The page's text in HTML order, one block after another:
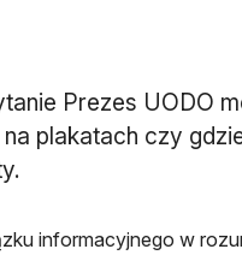
Prezes UODO
plakatach czy
informacyjnego w